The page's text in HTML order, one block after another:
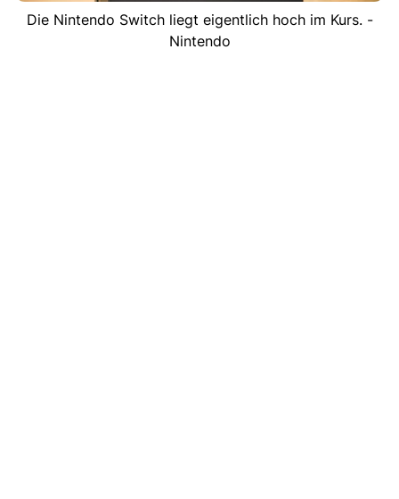
Die Nintendo Switch liegt eigentlich hoch im Kurs. -
Nintendo